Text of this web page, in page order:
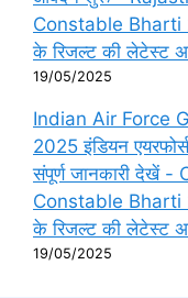
Constable Bharti
के रिजल्ट की लेटेस्ट
19/05/2025
Indian Air Force
2025 इंडियन
संपूर्ण जानकारी देखें -
Constable Bharti
के रिजल्ट की लेटेस्ट
19/05/2025